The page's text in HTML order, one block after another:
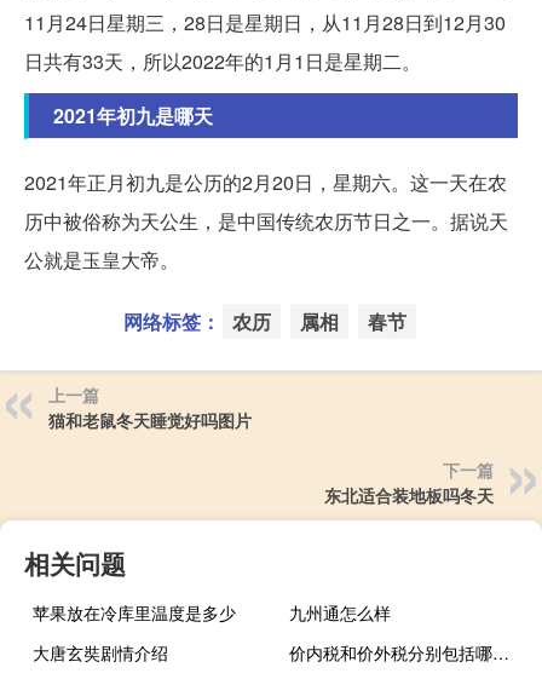
11月24日星期三，28日是星期日，从11月28日到12月30
日共有33天，所以2022年的1月1日是星期二。
2021年初九是哪天
2021年正月初九是公历的2月20日，星期六。这一天在农
历中被俗称为天公生，是中国传统农历节日之一。据说天
公就是玉皇大帝。
网络标签： 农历 属相 春节
上一篇
猫和老鼠冬天睡觉好吗图片
下一篇
东北适合装地板吗冬天
相关问题
苹果放在冷库里温度是多少
九州通怎么样
大唐玄奘剧情介绍
价内税和价外税分别包括哪些税